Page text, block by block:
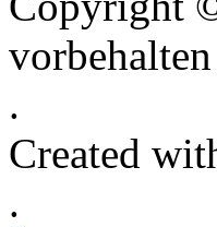
vorbehalten
.
Created
.